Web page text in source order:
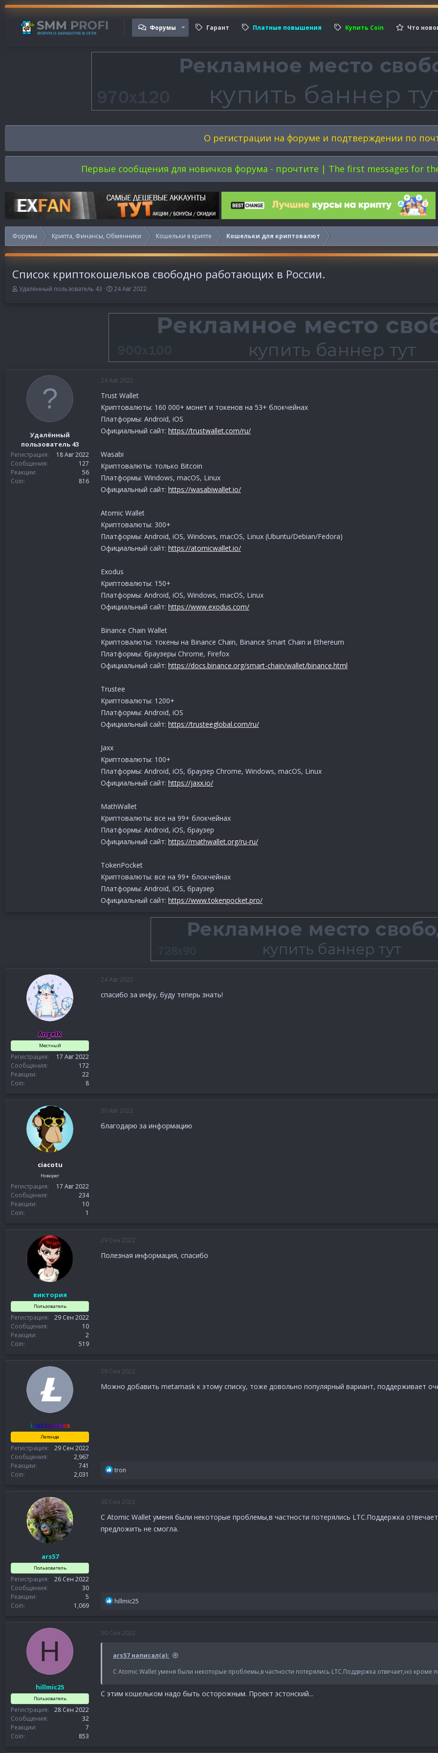
Форумы Гарант Платные повышения Купить Coin Что
О регистрации на форуме и подтверждении по
Первые сообщения для новичков форума - прочтите | The first messages for
Форумы Крипта, Финансы, Обменники Кошельки в крипте Кошельки для криптовалют
Список криптокошельков свободно работающих в России.
А
Удалённый пользователь 43
Д
а
а
24 Авг 2022
Удалённый
пользователь 43
Регистрация
18 Авг 2022
Сообщения
127
Реакции
56
Coin
816
24 Авг 2022
Trust Wallet
Криптовалюты: 160 000+ монет и токенов на 53+ блокчейнах
Платформы: Android, iOS
Официальный сайт: https://trustwallet.com/ru/
Wasabi
Криптовалюты: только Bitcoin
Платформы: Windows, macOS, Linux
Официальный сайт: https://wasabiwallet.io/
Atomic Wallet
Криптовалюты: 300+
Платформы: Android, iOS, Windows, macOS, Linux (Ubuntu/Debian/Fedora)
Официальный сайт: https://atomicwallet.io/
Exodus
Криптовалюты: 150+
Платформы: Android, iOS, Windows, macOS, Linux
Официальный сайт: https://www.exodus.com/
Binance Chain Wallet
Криптовалюты: токены на Binance Chain, Binance Smart Chain и Ethereum
Платформы: браузеры Chrome, Firefox
Официальный сайт: https://docs.binance.org/smart-chain/wallet/binance.html
Trustee
Криптовалюты: 1200+
Платформы: Android, iOS
Официальный сайт: https://trusteeglobal.com/ru/
Jaxx
Криптовалюты: 100+
Платформы: Android, iOS, браузер Chrome, Windows, macOS, Linux
Официальный сайт: https://jaxx.io/
MathWallet
Криптовалюты: все на 99+ блокчейнах
Платформы: Android, iOS, браузер
Официальный сайт: https://mathwallet.org/ru-ru/
TokenPocket
Криптовалюты: все на 99+ блокчейнах
Платформы: Android, iOS, браузер
Официальный сайт: https://www.tokenpocket.pro/
AngelX
Местный
Регистрация
17 Авг 2022
Сообщения
172
Реакции
22
Coin
8
24 Авг 2022
спасибо за инфу, буду теперь знать!
ciacotu
Новорег
Регистрация
17 Авг 2022
Сообщения
234
Реакции
10
Coin
1
30 Авг 2022
благодарю за информацию
виктория
Пользователь
Регистрация
29 Сен 2022
Сообщения
10
Реакции
2
Coin
519
29 Сен 2022
Полезная информация, спасибо
LtcCtyprtos
Легенда
Регистрация
29 Сен 2022
Сообщения
2,967
Реакции
741
Coin
2,031
29 Сен 2022
Можно добавить metamask к этому списку, тоже довольно популярный вариант, поддерживает
Р
ц
и
:
tron
ars57
Пользователь
Регистрация
26 Сен 2022
Сообщения
30
Реакции
5
Coin
1,069
30 Сен 2022
C Atomic Wallet уменя были некоторые проблемы,в частности потерялись LTC.Поддержка
предложить не смогла.
Р
ц
и
hillmic25
H
hillmic25
Пользователь
Регистрация
28 Сен 2022
Сообщения
32
Реакции
7
Coin
853
30 Сен 2022
ars57 написал(а):
C Atomic Wallet уменя были некоторые проблемы,в частности потерялись LTC.Поддержка отвечает,но кроме
С этим кошельком надо быть осторожным. Проект эстонский...